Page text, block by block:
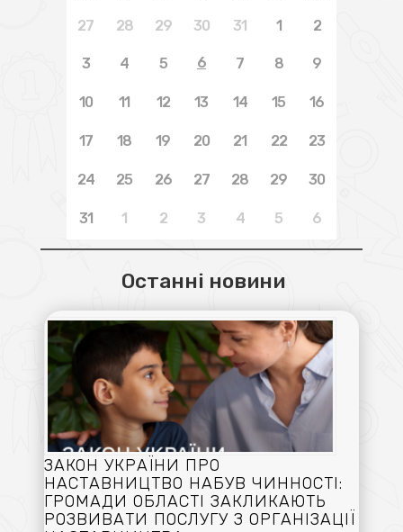
27 28 29 30 31 1 2
3 4 5 6 7 8 9
10 11 12 13 14 15 16
17 18 19 20 21 22 23
24 25 26 27 28 29 30
31 1 2 3 4 5 6
Останні новини
ЗАКОН УКРАЇНИ ПРО
НАСТАВНИЦТВО НАБУВ ЧИННОСТІ:
ГРОМАДИ ОБЛАСТІ ЗАКЛИКАЮТЬ
РОЗВИВАТИ ПОСЛУГУ З ОРГАНІЗАЦІЇ